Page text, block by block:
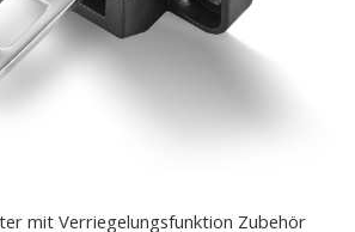
mit Verriegelungsfunktion Zubehör